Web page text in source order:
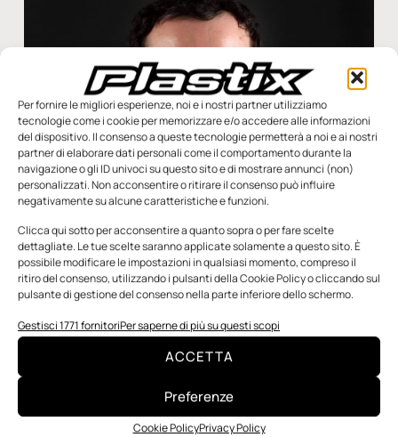
Per fornire le migliori esperienze, noi e i nostri partner utilizziamo
tecnologie come i cookie per memorizzare e/o accedere alle informazioni
del dispositivo. Il consenso a queste tecnologie permetterà a noi e ai nostri
partner di elaborare dati personali come il comportamento durante la
navigazione o gli ID univoci su questo sito e di mostrare annunci (non)
personalizzati. Non acconsentire o ritirare il consenso può influire
negativamente su alcune caratteristiche e funzioni.
Clicca qui sotto per acconsentire a quanto sopra o per fare scelte
dettagliate. Le tue scelte saranno applicate solamente a questo sito. È
possibile modificare le impostazioni in qualsiasi momento, compreso il
ritiro del consenso, utilizzando i pulsanti della Cookie Policy o cliccando sul
pulsante di gestione del consenso nella parte inferiore dello schermo.
Gestisci 1771 fornitoriPer saperne di più su questi scopi
ACCETTA
Preferenze
Cookie PolicyPrivacy Policy
Dentis riconfermato presidente di Coripet
Si è svolta giovedì 18 maggio l’assemblea elettiva che, oltre ad
consorzio volontario senza scopo